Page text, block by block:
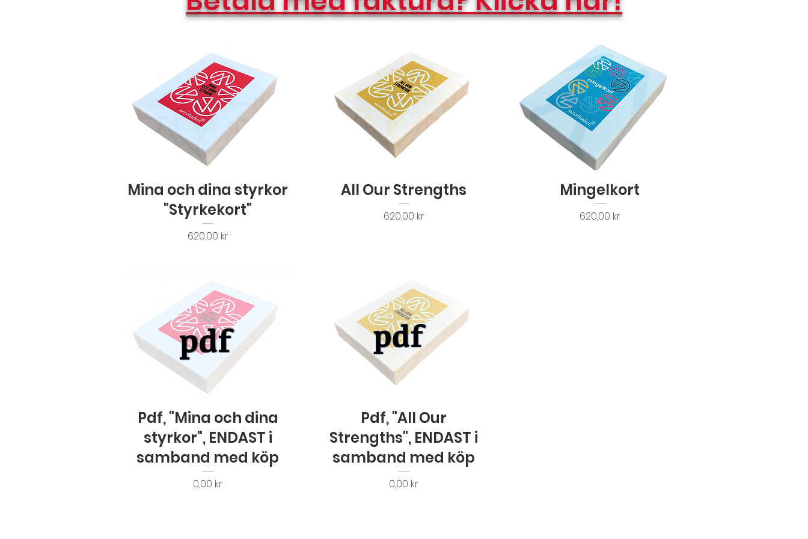
Snabbvisning
Mina och dina styrkor
"Styrkekort"
Pris
620,00 kr
Snabbvisning
All Our Strengths
Pris
620,00 kr
Snabbvisning
Mingelkort
Pris
620,00 kr
Snabbvisning
Pdf, "Mina och dina
styrkor", ENDAST i
samband med köp
Pris
0,00 kr
Snabbvisning
Pdf, "All Our
Strengths", ENDAST i
samband med köp
Pris
0,00 kr